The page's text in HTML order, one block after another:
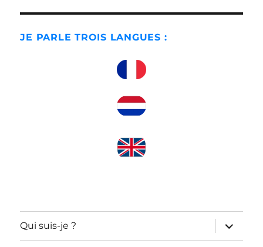
JE PARLE TROIS LANGUES :
Qui suis-je ?
ouvrir
le
sous-